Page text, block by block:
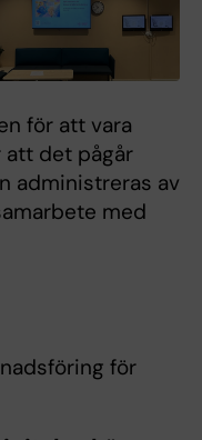
för att vara
att det pågår
administreras av
med
för